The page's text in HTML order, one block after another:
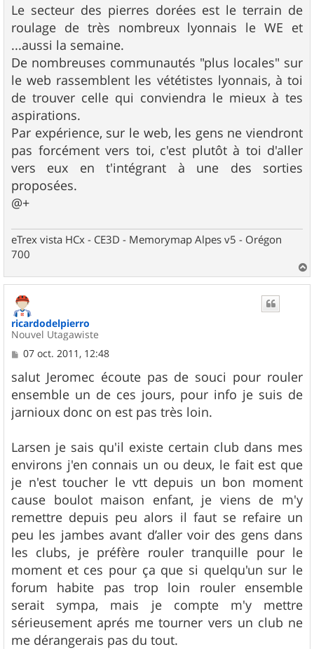
s
s
a
g
e
Le secteur des pierres dorées est le terrain de
roulage de très nombreux lyonnais le WE et
...aussi la semaine.
De nombreuses communautés "plus locales" sur
le web rassemblent les vététistes lyonnais, à toi
de trouver celle qui conviendra le mieux à tes
aspirations.
Par expérience, sur le web, les gens ne viendront
pas forcément vers toi, c'est plutôt à toi d'aller
vers eux en t'intégrant à une des sorties
proposées.
@+
eTrex vista HCx - CE3D - Memorymap Alpes v5 - Orégon
700
a
u
ricardodelpierro
Nouvel Utagawiste
M
s
s
a
g
e
07 oct. 2011, 12:48
salut Jeromec écoute pas de souci pour rouler
ensemble un de ces jours, pour info je suis de
jarnioux donc on est pas très loin.
Larsen je sais qu'il existe certain club dans mes
environs j'en connais un ou deux, le fait est que
je n'est toucher le vtt depuis un bon moment
cause boulot maison enfant, je viens de m'y
remettre depuis peu alors il faut se refaire un
peu les jambes avant d’aller voir des gens dans
les clubs, je préfère rouler tranquille pour le
moment et ces pour ça que si quelqu'un sur le
forum habite pas trop loin rouler ensemble
serait sympa, mais je compte m'y mettre
sérieusement aprés me tourner vers un club ne
me dérangerais pas du tout.